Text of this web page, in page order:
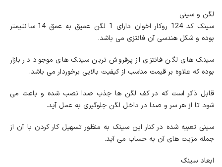
لگن و سینی
سینک کد 124 روکار اخوان دارای 1 لگن عمیق به عمق 14 سانتیمتر
بوده و شکل هندسی آن فانتزی می باشد.
سینک های لگن فانتزی از پرفروش ترین سینک های موجود در بازار
بوده که علاوه بر قیمت مناسب از کیفیت بالایی برخوردار می باشد.
قابل ذکر است که در کف لگن ها جذب صدا نصب شده و باعث می
شود تا از هر سر و صدا در داخل لگن جلوگیری به عمل آید.
سینی تعبیه شده در کنار این سینک به منظور تسهیل کار کردن با آن از
جمله مزیت های آن به حساب می آید.
ابعاد سینک